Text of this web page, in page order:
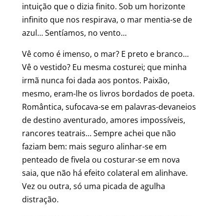
intuição que o dizia finito. Sob um horizonte
infinito que nos respirava, o mar mentia-se de
azul… Sentíamos, no vento…
Vê como é imenso, o mar? E preto e branco…
Vê o vestido? Eu mesma costurei; que minha
irmã nunca foi dada aos pontos. Paixão,
mesmo, eram-lhe os livros bordados de poeta.
Romântica, sufocava-se em palavras-devaneios
de destino aventurado, amores impossíveis,
rancores teatrais… Sempre achei que não
faziam bem: mais seguro alinhar-se em
penteado de fivela ou costurar-se em nova
saia, que não há efeito colateral em alinhave.
Vez ou outra, só uma picada de agulha
distração.